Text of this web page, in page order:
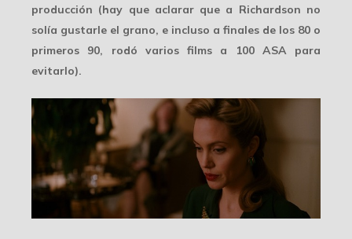
producción (hay que aclarar que a Richardson no
solía gustarle el grano, e incluso a finales de los 80 o
primeros 90, rodó varios films a 100 ASA para
evitarlo).